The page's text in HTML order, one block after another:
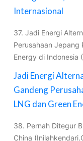
Internasional
37. Jadi Energi
Perusahaan Jepang
Energy di Indonesia
Jadi Energi
Gandeng
LNG dan Green
38. Pernah Ditegur
China